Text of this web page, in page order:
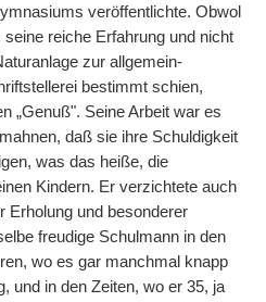
veröffentlichte. Obwol
reiche Erfahrung und nicht
zur allgemein-
bestimmt schien,
„Genuß". Seine Arbeit war es
daß sie ihre Schuldigkeit
was das heiße, die
Kindern. Er verzichtete auch
Erholung und besonderer
freudige Schulmann in den
wo es gar manchmal knapp
und in den Zeiten, wo er 35, ja